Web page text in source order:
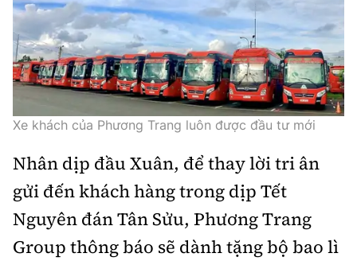
Xe khách của Phương Trang luôn được đầu tư mới
Nhân dịp đầu Xuân, để thay lời tri ân
gửi đến khách hàng trong dịp Tết
Nguyên đán Tân Sửu, Phương Trang
Group thông báo sẽ dành tặng bộ bao lì